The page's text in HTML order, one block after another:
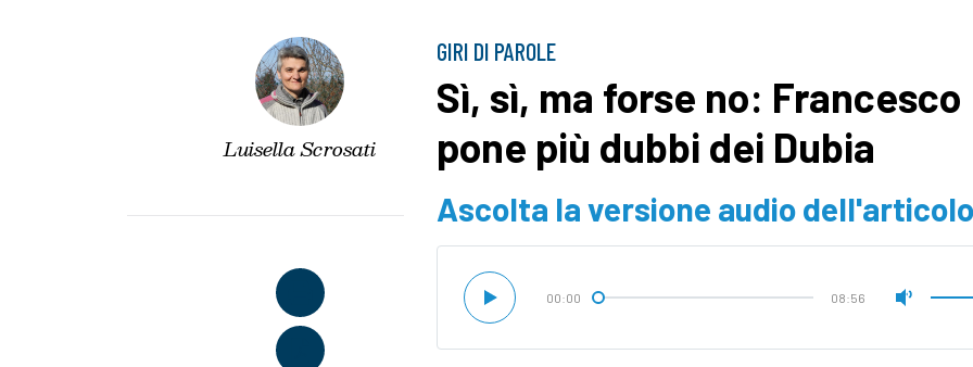
Luisella Scrosati
GIRI DI PAROLE
Sì, sì, ma forse no: Francesco
pone più dubbi dei Dubia
Ascolta la versione audio dell'articolo
00:00 08:56